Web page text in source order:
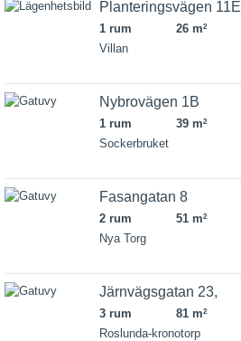
Planteringsvägen 11E
1 rum 26 m2
Villan
Nybrovägen 1B
1 rum 39 m2
Sockerbruket
Fasangatan 8
2 rum 51 m2
Nya Torg
Järnvägsgatan 23,
3 rum 81 m2
Roslunda-kronotorp